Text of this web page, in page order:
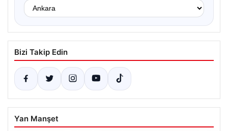
Bizi Takip Edin
Yan Manşet